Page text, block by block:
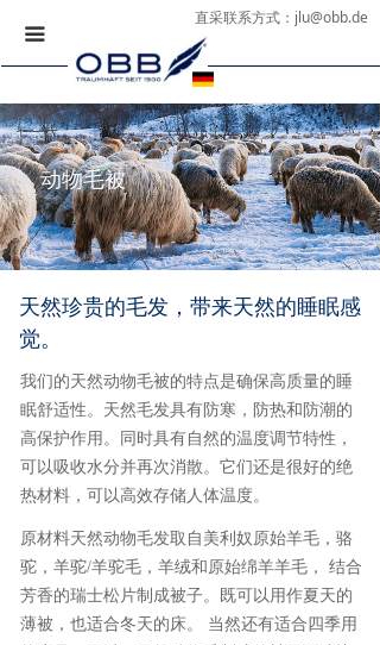
끀
直采联系方式： jlu@obb.de
动物毛被
我们的天然动物毛被的特点是确保高质量的睡
眠舒适性。天然毛发具有防寒，防热和防潮的
高保护作用。同时具有自然的温度调节特性，
可以吸收水分并再次消散。它们还是很好的绝
热材料，可以高效存储人体温度。
原材料天然动物毛发取自美利奴原始羊毛，骆
驼，羊驼/羊驼毛，羊绒和原始绵羊羊毛， 结合
芳香的瑞士松片制成被子。既可以用作夏天的
薄被，也适合冬天的床。 当然还有适合四季用
天然珍贵的毛发，带来天然的睡眠感
觉。